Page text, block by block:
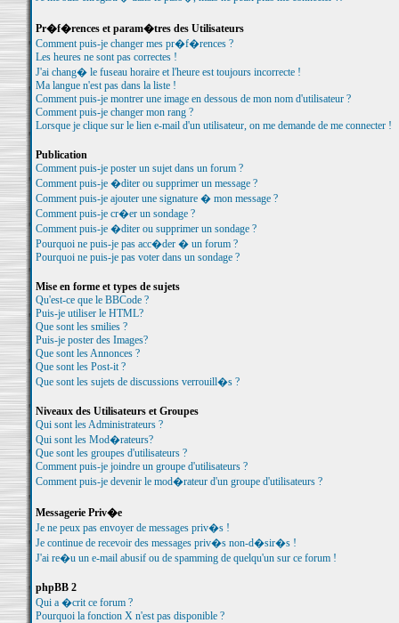
Pr�f�rences et param�tres des Utilisateurs
Comment puis-je changer mes pr�f�rences ?
Les heures ne sont pas correctes !
J'ai chang� le fuseau horaire et l'heure est toujours incorrecte !
Ma langue n'est pas dans la liste !
Comment puis-je montrer une image en dessous de mon nom d'utilisateur ?
Comment puis-je changer mon rang ?
Lorsque je clique sur le lien e-mail d'un utilisateur, on me demande de me connecter !
Publication
Comment puis-je poster un sujet dans un forum ?
Comment puis-je �diter ou supprimer un message ?
Comment puis-je ajouter une signature � mon message ?
Comment puis-je cr�er un sondage ?
Comment puis-je �diter ou supprimer un sondage ?
Pourquoi ne puis-je pas acc�der � un forum ?
Pourquoi ne puis-je pas voter dans un sondage ?
Mise en forme et types de sujets
Qu'est-ce que le BBCode ?
Puis-je utiliser le HTML?
Que sont les smilies ?
Puis-je poster des Images?
Que sont les Annonces ?
Que sont les Post-it ?
Que sont les sujets de discussions verrouill�s ?
Niveaux des Utilisateurs et Groupes
Qui sont les Administrateurs ?
Qui sont les Mod�rateurs?
Que sont les groupes d'utilisateurs ?
Comment puis-je joindre un groupe d'utilisateurs ?
Comment puis-je devenir le mod�rateur d'un groupe d'utilisateurs ?
Messagerie Priv�e
Je ne peux pas envoyer de messages priv�s !
Je continue de recevoir des messages priv�s non-d�sir�s !
J'ai re�u un e-mail abusif ou de spamming de quelqu'un sur ce forum !
phpBB 2
Qui a �crit ce forum ?
Pourquoi la fonction X n'est pas disponible ?